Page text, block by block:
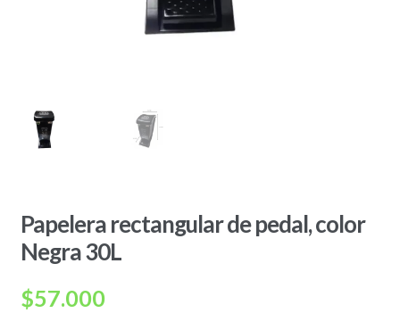
Papelera rectangular de pedal, color
Negra 30L
$57.000